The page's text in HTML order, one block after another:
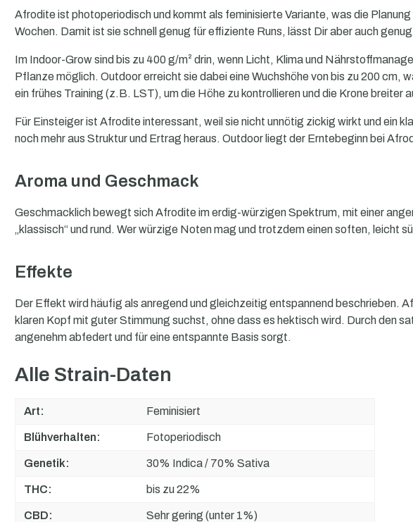
Afrodite ist photoperiodisch und kommt als feminisierte Variante, was die
Wochen. Damit ist sie schnell genug für effiziente Runs, lässt Dir aber auch
Im Indoor-Grow sind bis zu 400 g/m² drin, wenn Licht, Klima und
Pflanze möglich. Outdoor erreicht sie dabei eine Wuchshöhe von bis zu 200 cm,
ein frühes Training (z.B. LST), um die Höhe zu kontrollieren und die Krone breiter
Für Einsteiger ist Afrodite interessant, weil sie nicht unnötig zickig wirkt und ein
noch mehr aus Struktur und Ertrag heraus. Outdoor liegt der Erntebeginn bei
Aroma und Geschmack
Geschmacklich bewegt sich Afrodite im erdig-würzigen Spektrum, mit einer
„klassisch“ und rund. Wer würzige Noten mag und trotzdem einen soften, leicht
Effekte
Der Effekt wird häufig als anregend und gleichzeitig entspannend beschrieben.
klaren Kopf mit guter Stimmung suchst, ohne dass es hektisch wird. Durch den
angenehm abfedert und für eine entspannte Basis sorgt.
Alle Strain-Daten
Art: Feminisiert
Blühverhalten: Fotoperiodisch
Genetik: 30% Indica / 70% Sativa
THC: bis zu 22%
CBD: Sehr gering (unter 1%)